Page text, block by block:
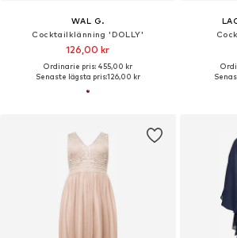
WAL G.
Cocktailklänning 'DOLLY'
126,00 kr
Ordinarie pris: 455,00 kr
Senaste lägsta pris:126,00 kr